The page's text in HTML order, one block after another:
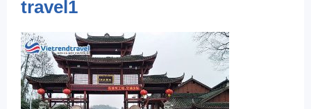
travel1